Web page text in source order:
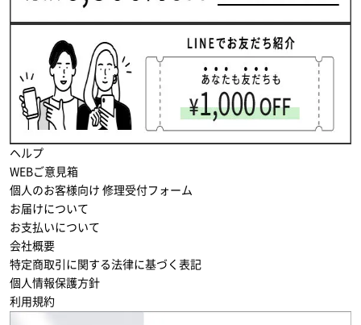
ヘルプ
WEBご意見箱
個人のお客様向け 修理受付フォーム
お届けについて
お支払いについて
会社概要
特定商取引に関する法律に基づく表記
個人情報保護方針
利用規約